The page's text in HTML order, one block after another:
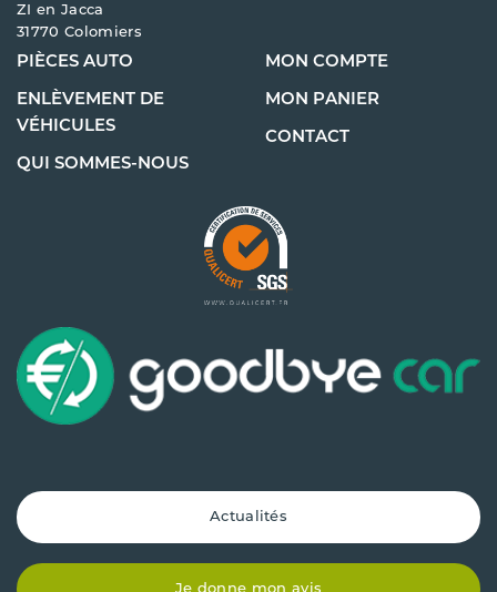
ZI en Jacca
31770 Colomiers
PIÈCES AUTO
ENLÈVEMENT DE
VÉHICULES
QUI SOMMES-NOUS
MON COMPTE
MON PANIER
CONTACT
Actualités